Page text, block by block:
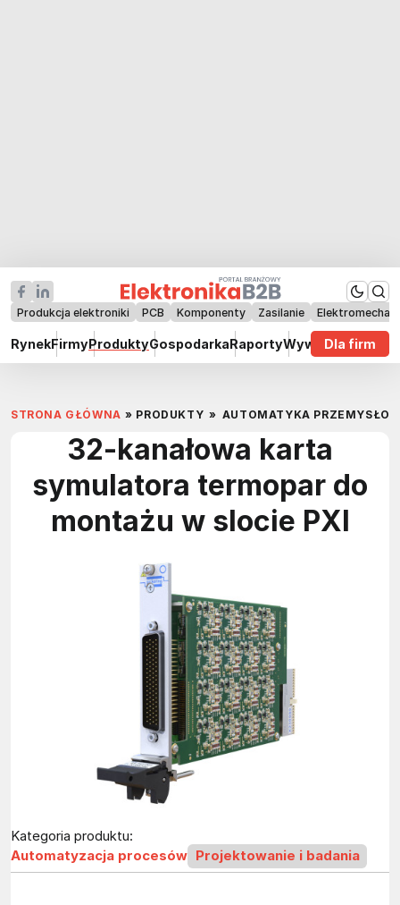
Produkcja elektroniki PCB Komponenty Zasilanie
RynekFirmyProduktyGospodarkaRaportyWywiadyDla firm
STRONA GŁÓWNA » PRODUKTY » AUTOMATYKA
32-kanałowa karta
symulatora termopar do
montażu w slocie PXI
Kategoria produktu:
Automatyzacja procesów Projektowanie i badania